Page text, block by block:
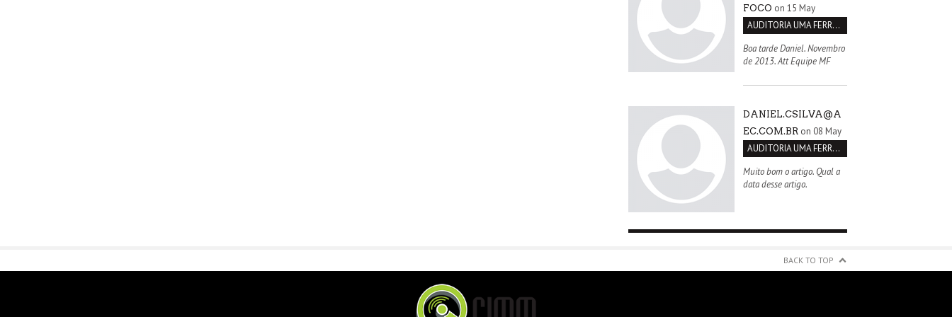
FOCO on 15 May
AUDITORIA UMA FERRAMENTA PARA MELHORIA CONTÍNUA
Boa tarde Daniel. Novembro
de 2013. Att Equipe MF
DANIEL.CSILVA@A
EC.COM.BR on 08 May
AUDITORIA UMA FERRAMENTA PARA MELHORIA CONTÍNUA
Muito bom o artigo. Qual a
data desse artigo.
BACK TO TOP